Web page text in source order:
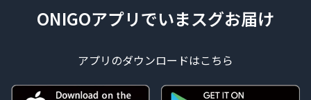
ONIGOアプリでいまスグお届け
アプリのダウンロードはこちら